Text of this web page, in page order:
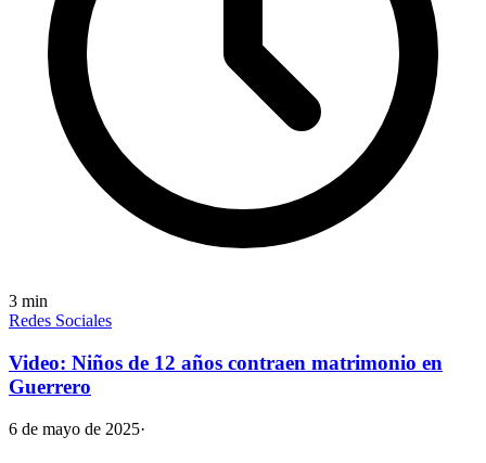
3 min
Redes Sociales
Video: Niños de 12 años contraen matrimonio en
Guerrero
6 de mayo de 2025·